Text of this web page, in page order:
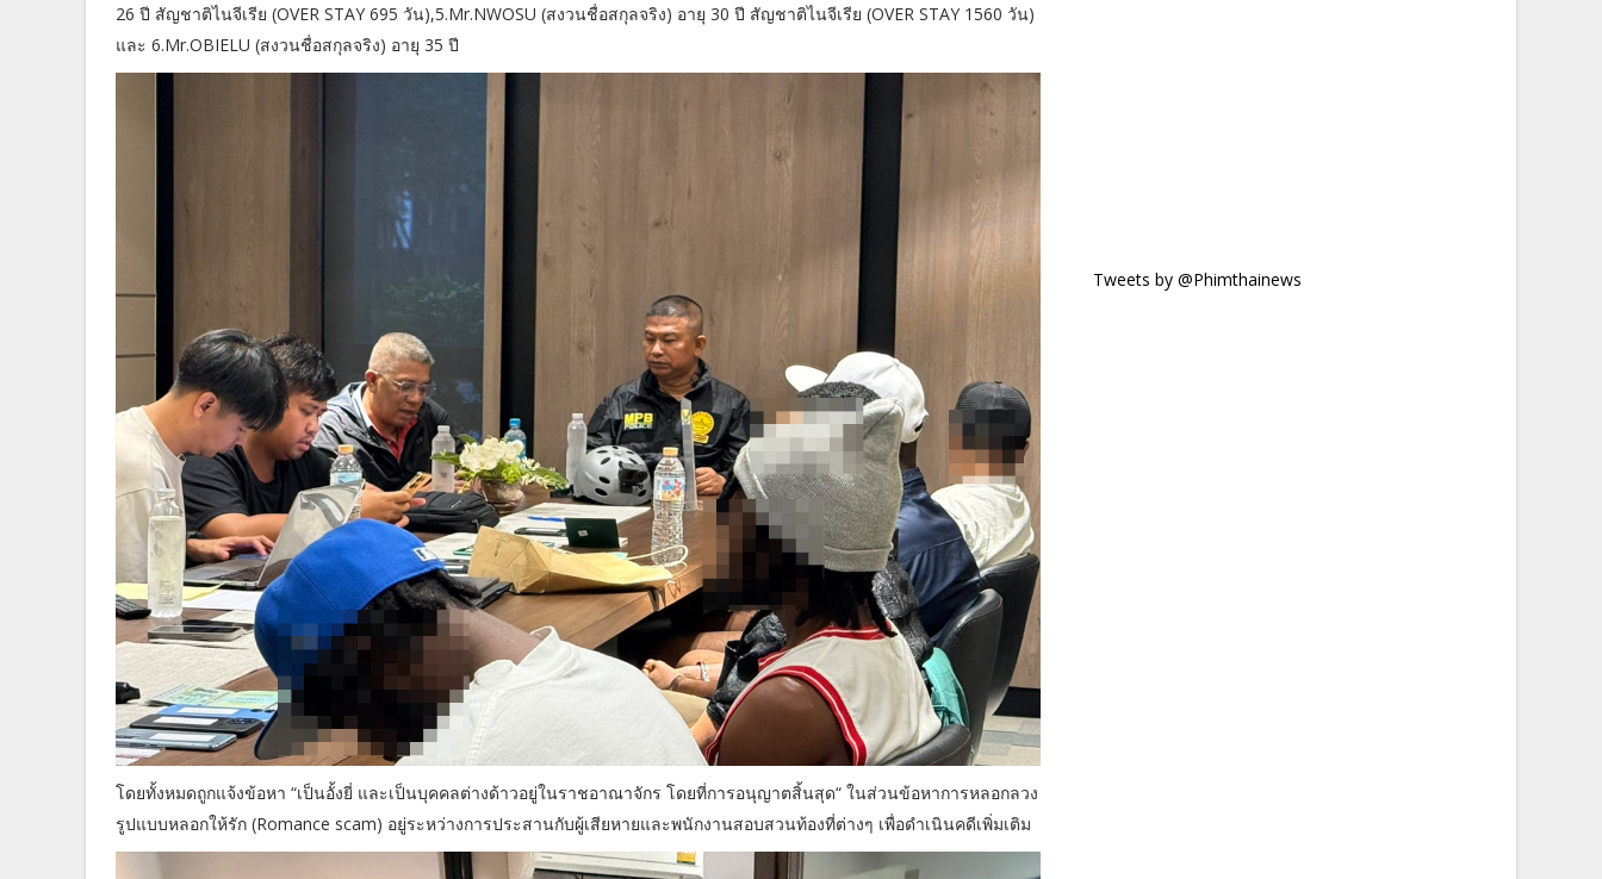
26 ปี สัญชาติไนจีเรีย (OVER STAY 695 วัน),5.Mr.NWOSU (สงวนชื่อสกุลจริง) อายุ 30 ปี สัญชาติไนจีเรีย (OVER STAY 1560 วัน)
และ 6.Mr.OBIELU (สงวนชื่อสกุลจริง) อายุ 35 ปี
โดยทั้งหมดถูกแจ้งข้อหา “เป็นอั้งยี่ และเป็นบุคคลต่างด้าวอยู่ในราชอาณาจักร โดยที่การอนุญาตสิ้นสุด“ ในส่วนข้อหาการหลอกลวง
รูปแบบหลอกให้รัก (Romance scam) อยู่ระหว่างการประสานกับผู้เสียหายและพนักงานสอบสวนท้องที่ต่างๆ เพื่อดำเนินคดีเพิ่มเติม
Tweets by @Phimthainews